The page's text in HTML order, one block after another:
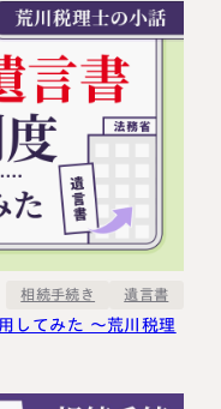
相続手続き 遺言書
してみた ～荒川税理